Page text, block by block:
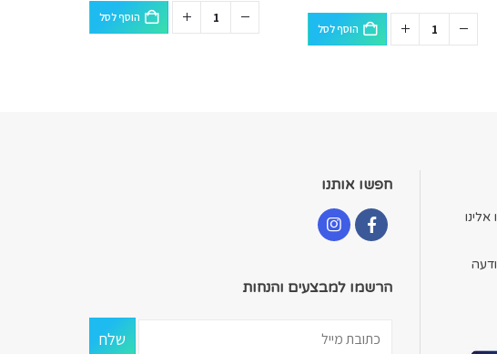
הוסף לסל
הוסף לסל
חפשו אותנו
הרשמו למבצעים והנחות